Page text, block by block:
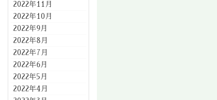
2022年11月
2022年10月
2022年9月
2022年8月
2022年7月
2022年6月
2022年5月
2022年4月